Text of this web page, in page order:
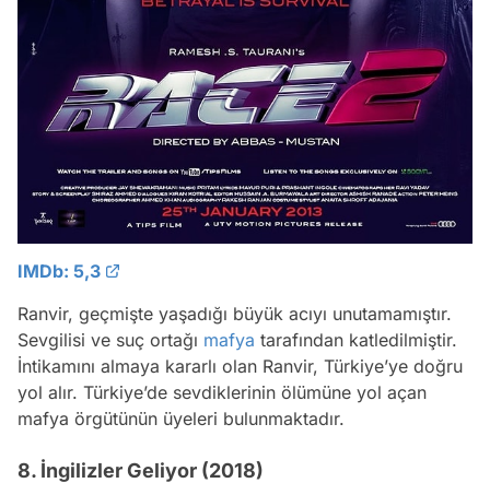
IMDb: 5,3
Ranvir, geçmişte yaşadığı büyük acıyı unutamamıştır.
Sevgilisi ve suç ortağı mafya tarafından katledilmiştir.
İntikamını almaya kararlı olan Ranvir, Türkiye’ye doğru
yol alır. Türkiye’de sevdiklerinin ölümüne yol açan
mafya örgütünün üyeleri bulunmaktadır.
8. İngilizler Geliyor (2018)